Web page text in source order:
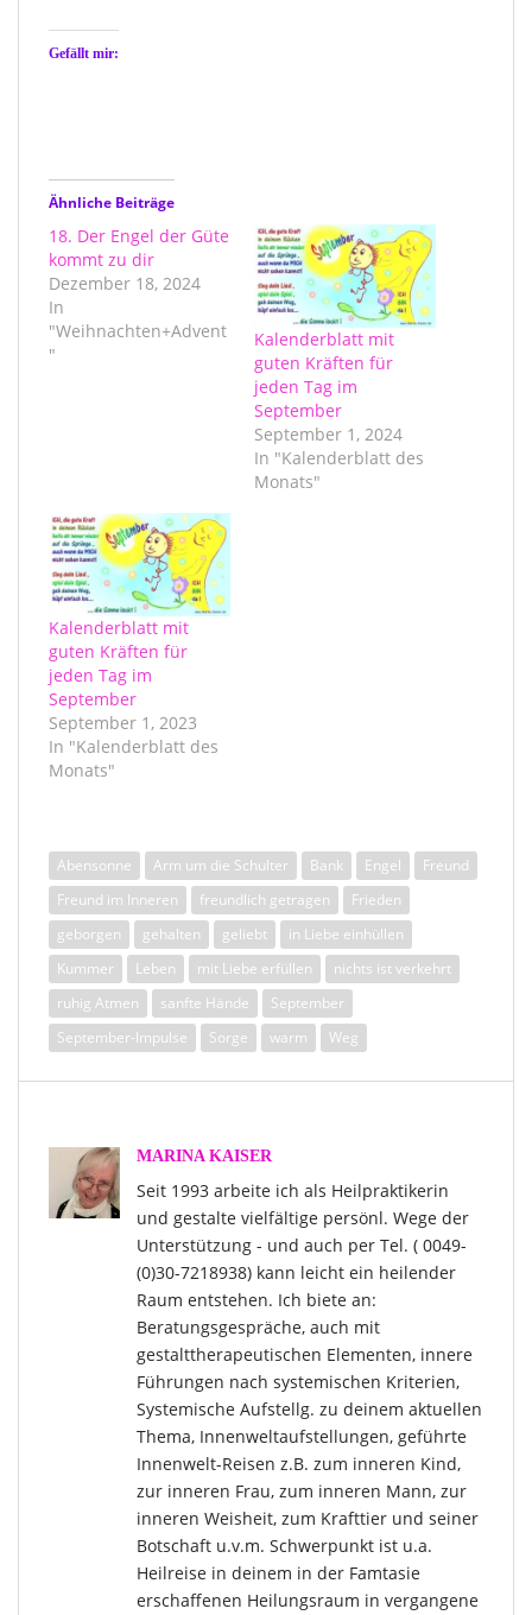
Gefällt mir:
Ähnliche Beiträge
18. Der Engel der Güte
kommt zu dir
Dezember 18, 2024
In
"Weihnachten+Advent
"
Kalenderblatt mit
guten Kräften für
jeden Tag im
September
September 1, 2024
In "Kalenderblatt des
Monats"
Kalenderblatt mit
guten Kräften für
jeden Tag im
September
September 1, 2023
In "Kalenderblatt des
Monats"
Abensonne Arm um die Schulter Bank Engel
Freund
Freund im Inneren
freundlich getragen
Frieden
geborgen
gehalten geliebt
in Liebe einhüllen
Kummer
Leben mit Liebe erfüllen
nichts ist verkehrt
ruhig Atmen
sanfte Hände
September
September-Impulse
Sorge warm Weg
MARINA KAISER
Seit 1993 arbeite ich als Heilpraktikerin
und gestalte vielfältige persönl. Wege der
Unterstützung - und auch per Tel. ( 0049-
(0)30-7218938) kann leicht ein heilender
Raum entstehen. Ich biete an:
Beratungsgespräche, auch mit
gestalttherapeutischen Elementen, innere
Führungen nach systemischen Kriterien,
Systemische Aufstellg. zu deinem aktuellen
Thema, Innenweltaufstellungen, geführte
Innenwelt-Reisen z.B. zum inneren Kind,
zur inneren Frau, zum inneren Mann, zur
inneren Weisheit, zum Krafttier und seiner
Botschaft u.v.m. Schwerpunkt ist u.a.
Heilreise in deinem in der Famtasie
erschaffenen Heilungsraum in vergangene